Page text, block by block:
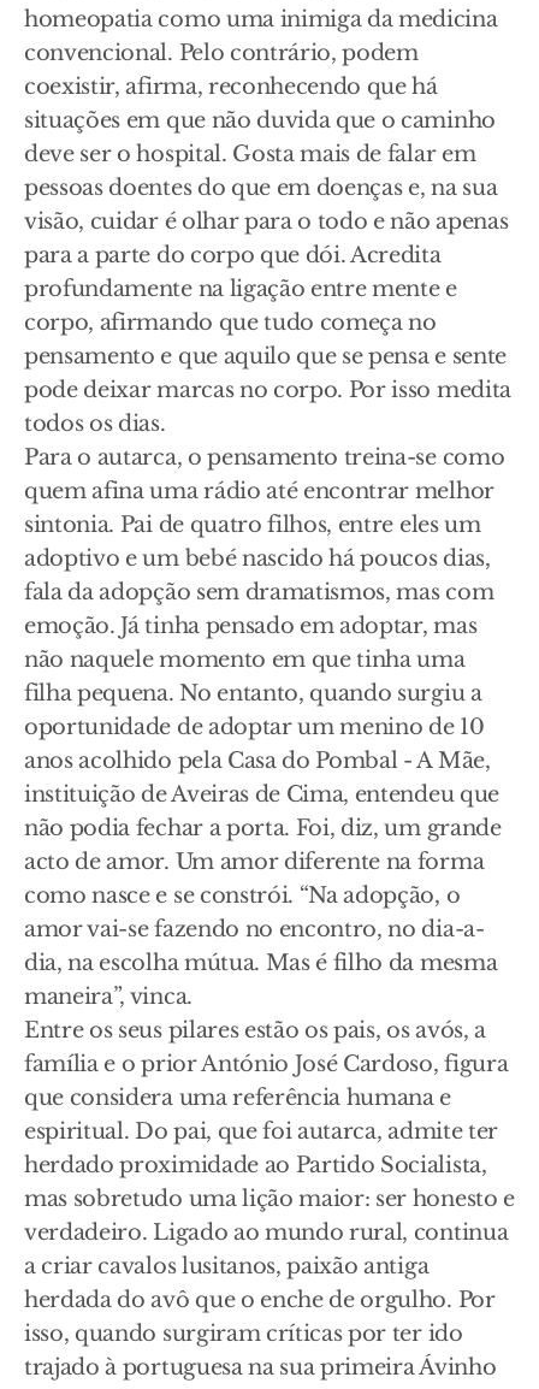
homeopatia como uma inimiga da medicina
convencional. Pelo contrário, podem
coexistir, afirma, reconhecendo que há
situações em que não duvida que o caminho
deve ser o hospital. Gosta mais de falar em
pessoas doentes do que em doenças e, na sua
visão, cuidar é olhar para o todo e não apenas
para a parte do corpo que dói. Acredita
profundamente na ligação entre mente e
corpo, afirmando que tudo começa no
pensamento e que aquilo que se pensa e sente
pode deixar marcas no corpo. Por isso medita
todos os dias.
Para o autarca, o pensamento treina-se como
quem afina uma rádio até encontrar melhor
sintonia. Pai de quatro filhos, entre eles um
adoptivo e um bebé nascido há poucos dias,
fala da adopção sem dramatismos, mas com
emoção. Já tinha pensado em adoptar, mas
não naquele momento em que tinha uma
filha pequena. No entanto, quando surgiu a
oportunidade de adoptar um menino de 10
anos acolhido pela Casa do Pombal - A Mãe,
instituição de Aveiras de Cima, entendeu que
não podia fechar a porta. Foi, diz, um grande
acto de amor. Um amor diferente na forma
como nasce e se constrói. “Na adopção, o
amor vai-se fazendo no encontro, no dia-a-
dia, na escolha mútua. Mas é filho da mesma
maneira”, vinca.
Entre os seus pilares estão os pais, os avós, a
família e o prior António José Cardoso, figura
que considera uma referência humana e
espiritual. Do pai, que foi autarca, admite ter
herdado proximidade ao Partido Socialista,
mas sobretudo uma lição maior: ser honesto e
verdadeiro. Ligado ao mundo rural, continua
a criar cavalos lusitanos, paixão antiga
herdada do avô que o enche de orgulho. Por
isso, quando surgiram críticas por ter ido
trajado à portuguesa na sua primeira Ávinho